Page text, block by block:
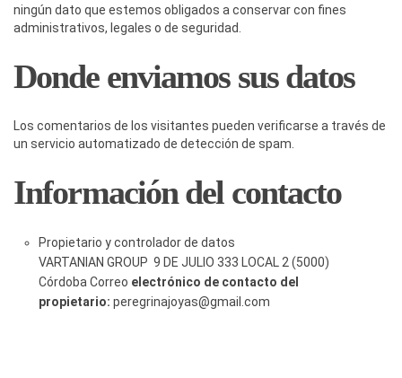
ningún dato que estemos obligados a conservar con fines
administrativos, legales o de seguridad.
Donde enviamos sus datos
Los comentarios de los visitantes pueden verificarse a través de
un servicio automatizado de detección de spam.
Información del contacto
Propietario y controlador de datos
VARTANIAN GROUP 9 DE JULIO 333 LOCAL 2 (5000)
Córdoba Correo electrónico de contacto del
propietario: peregrinajoyas@gmail.com